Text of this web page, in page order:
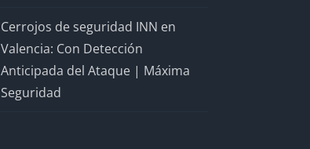
Cerrojos de seguridad INN en
Valencia: Con Detección
Anticipada del Ataque | Máxima
Seguridad